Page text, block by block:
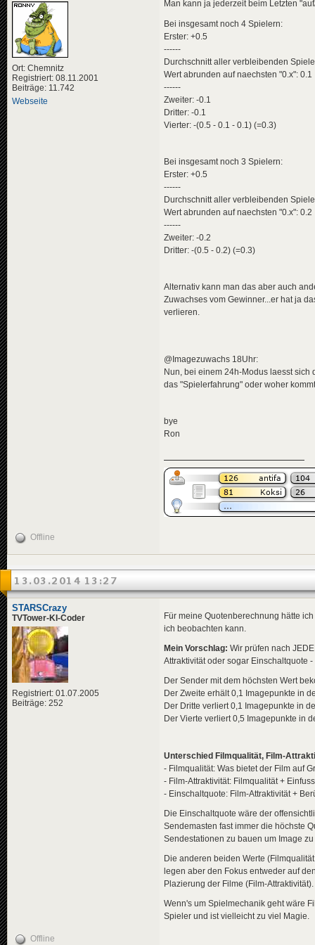
Ort: Chemnitz
Registriert: 08.11.2001
Beiträge: 11.742
Webseite
Man kann ja jederzeit beim Letzten
Bei insgesamt noch 4 Spielern:
Erster: +0.5
------
Durchschnitt aller verbleibenden
Wert abrunden auf naechsten "0.x": 0.1
------
Zweiter: -0.1
Dritter: -0.1
Vierter: -(0.5 - 0.1 - 0.1) (=0.3)
Bei insgesamt noch 3 Spielern:
Erster: +0.5
------
Durchschnitt aller verbleibenden
Wert abrunden auf naechsten "0.x": 0.2
------
Zweiter: -0.2
Dritter: -(0.5 - 0.2) (=0.3)
Alternativ kann man das aber auch
Zuwachses vom Gewinner...er hat ja
verlieren.
@Imagezuwachs 18Uhr:
Nun, bei einem 24h-Modus laesst sich
das "Spielerfahrung" oder woher
bye
Ron
Offline
13.03.2014 13:27
STARSCrazy
TVTower-KI-Coder
Registriert: 01.07.2005
Beiträge: 252
Für meine Quotenberechnung hätte
ich beobachten kann.
Mein Vorschlag: Wir prüfen nach
Attraktivität oder sogar Einschaltquote
Der Sender mit dem höchsten Wert
Der Zweite erhält 0,1 Imagepunkte in
Der Dritte verliert 0,1 Imagepunkte in
Der Vierte verliert 0,5 Imagepunkte in
Unterschied Filmqualität, Film-
- Filmqualität: Was bietet der Film auf
- Film-Attraktivität: Filmqualität +
- Einschaltquote: Film-Attraktivität +
Die Einschaltquote wäre der
Sendemasten fast immer die höchste
Sendestationen zu bauen um Image
Die anderen beiden Werte
legen aber den Fokus entweder auf
Plazierung der Filme (Film-Attraktivität).
Wenn's um Spielmechanik geht wäre
Spieler und ist vielleicht zu viel Magie.
Offline